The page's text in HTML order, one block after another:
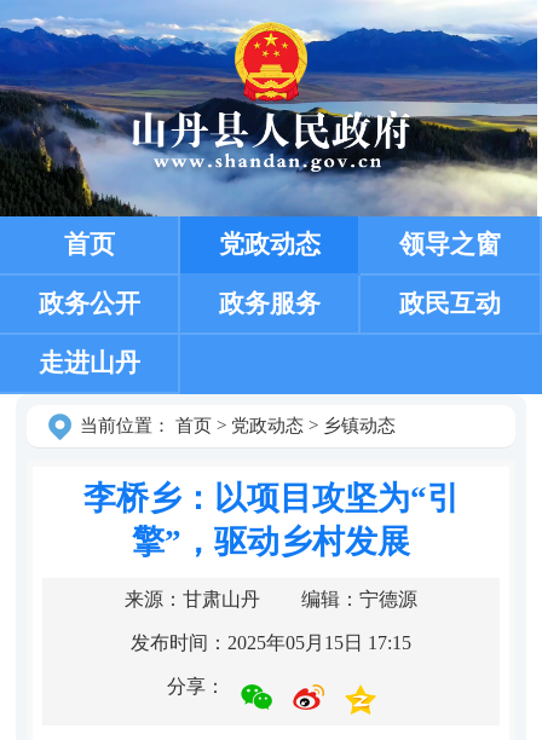
首页 党政动态 领导之窗
政务公开 政务服务 政民互动
走进山丹
当前位置： 首页> 党政动态> 乡镇动态
李桥乡：以项目攻坚为“引
擎”，驱动乡村发展
来源：甘肃山丹 编辑：宁德源
发布时间：2025年05月15日 17:15
分享：